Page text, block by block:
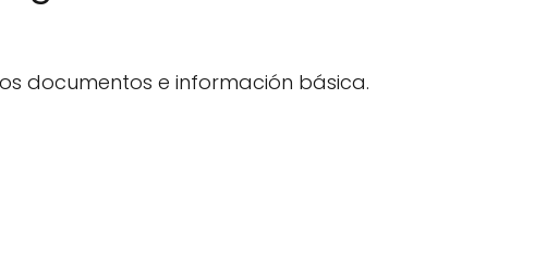
documentos e información básica.